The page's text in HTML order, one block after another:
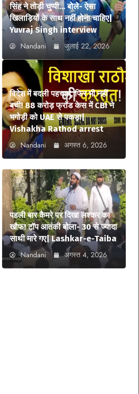
सिंह ने तोड़ी चुप्पी… बोले- ऐसा
खिलाड़ियों के साथ नहीं होना चाहिए|
Yuvraj Singh interview
Nandani जुलाई 22, 2026
विदेश में बदली पहचान, फिर भी नहीं
बची! 88 करोड़ फ्रॉड केस में CBI ने
भगोड़ी को UAE से पकड़ा|
Vishakha Rathod arrest
Nandani अगस्त 6, 2026
पहली बार कैमरे पर दिखा लश्कर का
खौफ! टॉप आतंकी बोला- 30 से ज्यादा
साथी मारे गए| Lashkar-e-Taiba
Nandani अगस्त 4, 2026